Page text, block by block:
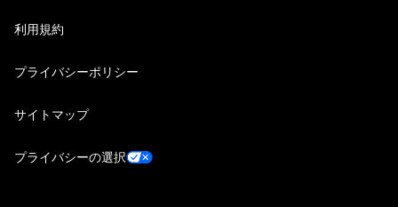
利用規約
プライバシーポリシー
サイトマップ
プライバシーの選択